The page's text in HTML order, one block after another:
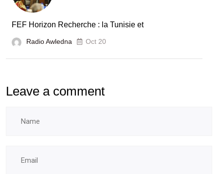
FEF Horizon Recherche : la Tunisie et
Radio Awledna Oct 20
Leave a comment